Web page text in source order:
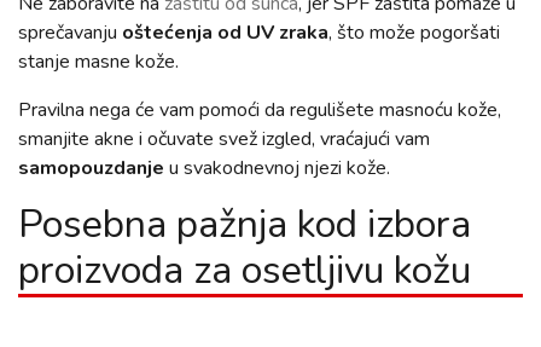
sprečavanju oštećenja od UV zraka, što može pogoršati
stanje masne kože.
Pravilna nega će vam pomoći da regulišete masnoću kože,
smanjite akne i očuvate svež izgled, vraćajući vam
samopouzdanje u svakodnevnoj njezi kože.
Posebna pažnja kod izbora
proizvoda za osetljivu kožu